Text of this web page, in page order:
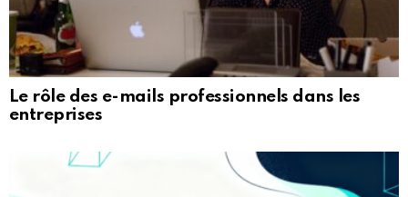
Le rôle des e-mails professionnels dans les
entreprises